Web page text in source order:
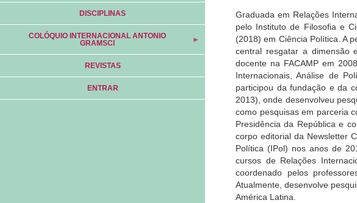
DISCIPLINAS
COLÓQUIO INTERNACIONAL ANTONIO
GRAMSCI
REVISTAS
ENTRAR
Graduada em Relações
pelo Instituto de Filosofia e
(2018) em Ciência Política. A
central resgatar a dimensão
docente na FACAMP em
Internacionais, Análise de
participou da fundação e da
2013), onde desenvolveu
como pesquisas em parceria
Presidência da República e
corpo editorial da Newsletter
Política (IPol) nos anos de
cursos de Relações
coordenado pelos
Atualmente, desenvolve
América Latina.